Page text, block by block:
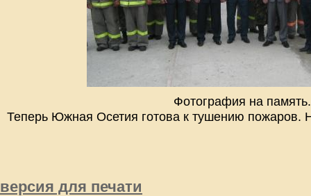
Фотография на память.
Теперь Южная Осетия готова к тушению
версия для печати